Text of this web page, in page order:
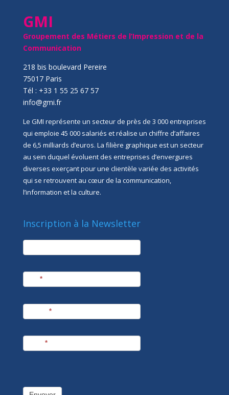
GMI
Groupement des Métiers de l’Impression et de la
Communication
218 bis boulevard Pereire
75017 Paris
Tél : +33 1 55 25 67 57
info@gmi.fr
Le GMI représente un secteur de près de 3 000 entreprises
qui emploie 45 000 salariés et réalise un chiffre d’affaires
de 6,5 milliards d’euros. La filière graphique est un secteur
au sein duquel évoluent des entreprises d’envergures
diverses exerçant pour une clientèle variée des activités
qui se retrouvent au cœur de la communication,
l’information et la culture.
Inscription à la Newsletter
newsletter
*
*
*